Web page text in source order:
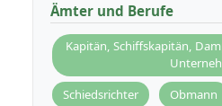
Ämter und Berufe
Kapitän, Schiffskapitän,
Schiedsrichter
Obmann